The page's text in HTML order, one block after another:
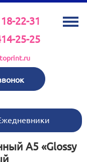
22-31
25-25
А5 «Glossy